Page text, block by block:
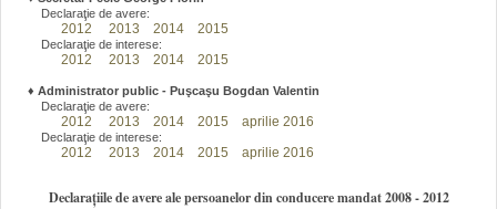
Declaraţie de avere:
2012 2013 2014 2015
Declaraţie de interese:
2012 2013 2014 2015
♦ Administrator public - Puşcaşu Bogdan Valentin
Declaraţie de avere:
2012 2013 2014 2015 aprilie 2016
Declaraţie de interese:
2012 2013 2014 2015 aprilie 2016
Declarațiile de avere ale persoanelor din conducere mandat 2008 - 2012